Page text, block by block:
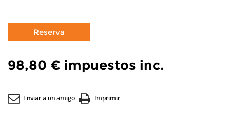
98,80 € impuestos inc.
Enviar a un amigo Imprimir